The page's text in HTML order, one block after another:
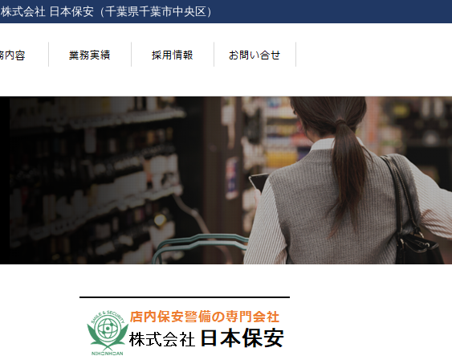
株式会社 日本保安（千葉県千葉市中央区）